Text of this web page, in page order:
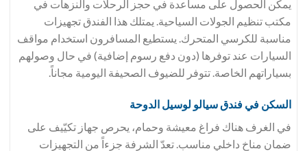
يمكن الحصول على مساعدة في حجز الرحلات والنزهات في
مكتب تنظيم الجولات السياحية. يمتلك هذا الفندق تجهيزات
مناسبة للكرسي المتحرك. يستطيع المسافرون استخدام مواقف
السيارات عند توفرها (دون دفع رسوم إضافية) في حال وصولهم
بسياراتهم الخاصة. تتوفر للضيوف الصحيفة اليومية مجاناً.
السكن في فندق سيالو لوسيل الدوحة
في الغرف هناك فراغ معيشة وحمام، يحرص جهاز تكيّيف على
ضمان مناخ داخلي مناسب. تعدّ الشرفة جزءاً من التجهيزات